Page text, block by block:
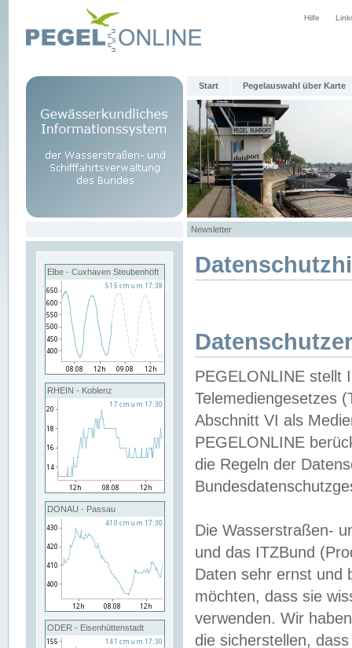
Hilfe
Start Pegelauswahl über Karte
Newsletter
Elbe - Cuxhaven Steubenhöft
RHEIN - Koblenz
DONAU - Passau
ODER - Eisenhüttenstadt
PEGELONLINE stellt
Telemediengesetzes
Abschnitt VI als
PEGELONLINE
die Regeln der
Die Wasserstraßen-
und das ITZBund
Daten sehr ernst und
möchten, dass sie
verwenden. Wir
die sicherstellen,